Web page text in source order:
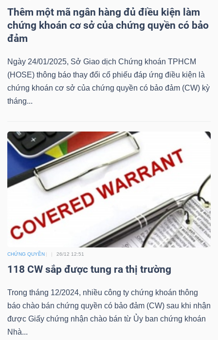
Thêm một mã ngân hàng đủ điều kiện làm
chứng khoán cơ sở của chứng quyền có bảo
đảm
Ngày 24/01/2025, Sở Giao dịch Chứng khoán TPHCM
(HOSE) thông báo thay đổi cổ phiếu đáp ứng điều kiện là
chứng khoán cơ sở của chứng quyền có bảo đảm (CW) kỳ
tháng...
CHỨNG QUYỀN 26/12 12:51
118 CW sắp được tung ra thị trường
Trong tháng 12/2024, nhiều công ty chứng khoán thông
báo chào bán chứng quyền có bảo đảm (CW) sau khi nhận
được Giấy chứng nhận chào bán từ Ủy ban chứng khoán
Nhà...
khoán
(-)
Lãnh
đạo
(-)
Tin
tức
(-)
viết
của
tác
giả
cáo